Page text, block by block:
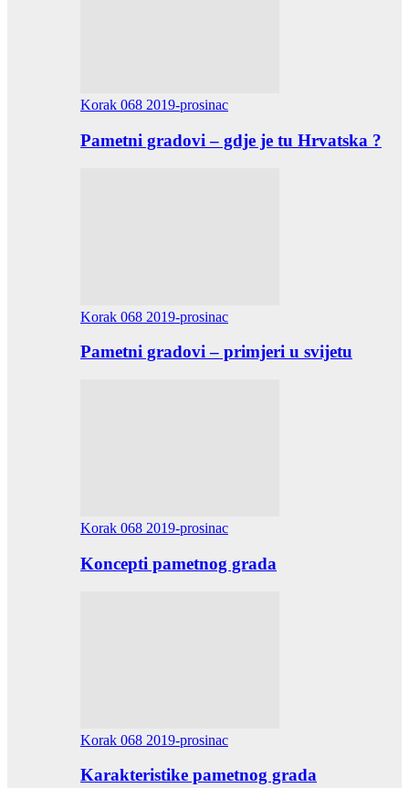
Korak 068 2019-prosinac
Pametni gradovi – gdje je tu Hrvatska ?
Korak 068 2019-prosinac
Pametni gradovi – primjeri u svijetu
Korak 068 2019-prosinac
Koncepti pametnog grada
Korak 068 2019-prosinac
Karakteristike pametnog grada